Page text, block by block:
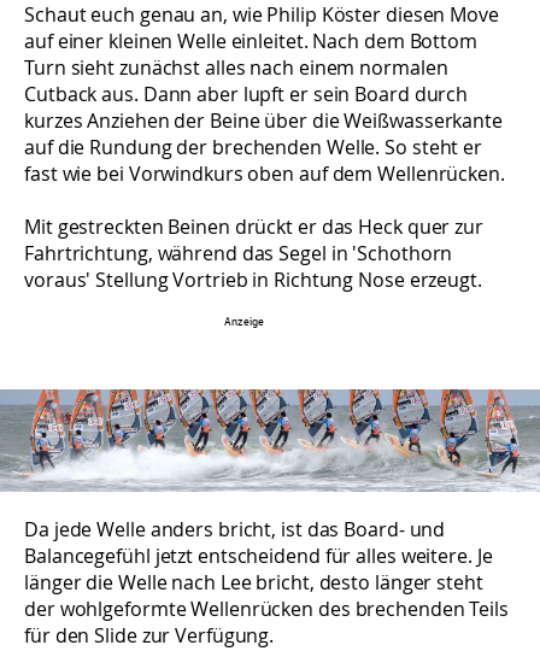
Schaut euch genau an, wie Philip Köster diesen Move
auf einer kleinen Welle einleitet. Nach dem Bottom
Turn sieht zunächst alles nach einem normalen
Cutback aus. Dann aber lupft er sein Board durch
kurzes Anziehen der Beine über die Weißwasserkante
auf die Rundung der brechenden Welle. So steht er
fast wie bei Vorwindkurs oben auf dem Wellenrücken.
Mit gestreckten Beinen drückt er das Heck quer zur
Fahrtrichtung, während das Segel in 'Schothorn
voraus' Stellung Vortrieb in Richtung Nose erzeugt.
Da jede Welle anders bricht, ist das Board- und
Balancegefühl jetzt entscheidend für alles weitere. Je
länger die Welle nach Lee bricht, desto länger steht
der wohlgeformte Wellenrücken des brechenden Teils
für den Slide zur Verfügung.